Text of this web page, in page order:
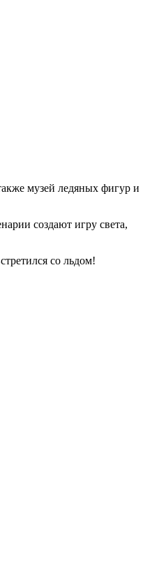
музей ледяных фигур и
создают игру света,
со льдом!